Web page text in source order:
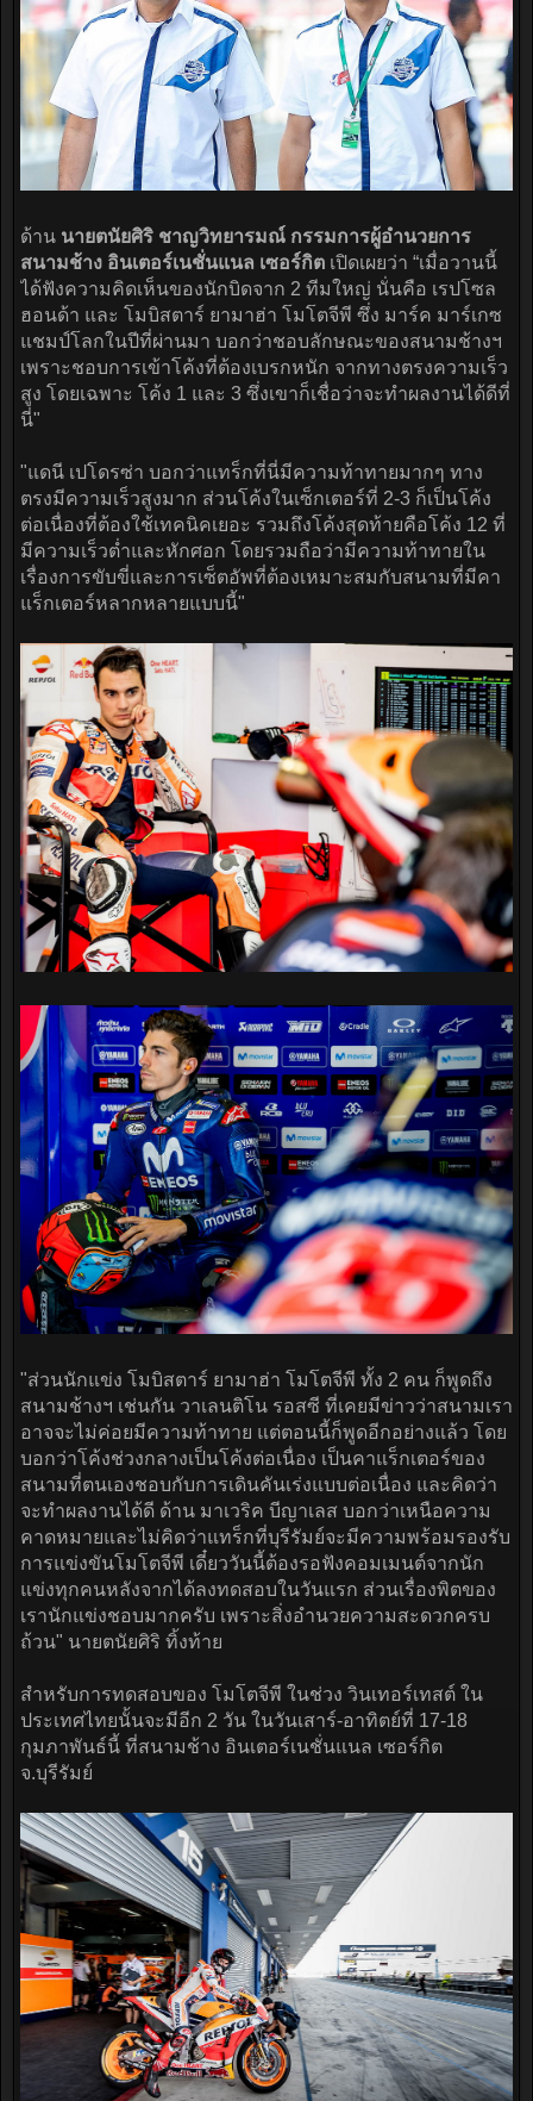
ด้าน นายตนัยศิริ ชาญวิทยารมณ์ กรรมการผู้อำนวยการ
สนามช้าง อินเตอร์เนชั่นแนล เซอร์กิต เปิดเผยว่า “เมื่อวานนี้
ได้ฟังความคิดเห็นของนักบิดจาก 2 ทีมใหญ่ นั่นคือ เรปโซล
ฮอนด้า และ โมบิสตาร์ ยามาฮ่า โมโตจีพี ซึ่ง มาร์ค มาร์เกซ
แชมป์โลกในปีที่ผ่านมา บอกว่าชอบลักษณะของสนามช้างฯ
เพราะชอบการเข้าโค้งที่ต้องเบรกหนัก จากทางตรงความเร็ว
สูง โดยเฉพาะ โค้ง 1 และ 3 ซึ่งเขาก็เชื่อว่าจะทำผลงานได้ดีที่
นี่"
"แดนี เปโดรซ่า บอกว่าแทร็กที่นี่มีความท้าทายมากๆ ทาง
ตรงมีความเร็วสูงมาก ส่วนโค้งในเซ็กเตอร์ที่ 2-3 ก็เป็นโค้ง
ต่อเนื่องที่ต้องใช้เทคนิคเยอะ รวมถึงโค้งสุดท้ายคือโค้ง 12 ที่
มีความเร็วต่ำและหักศอก โดยรวมถือว่ามีความท้าทายใน
เรื่องการขับขี่และการเซ็ตอัพที่ต้องเหมาะสมกับสนามที่มีคา
แร็กเตอร์หลากหลายแบบนี้"
"ส่วนนักแข่ง โมบิสตาร์ ยามาฮ่า โมโตจีพี ทั้ง 2 คน ก็พูดถึง
สนามช้างฯ เช่นกัน วาเลนติโน รอสซี ที่เคยมีข่าวว่าสนามเรา
อาจจะไม่ค่อยมีความท้าทาย แต่ตอนนี้ก็พูดอีกอย่างแล้ว โดย
บอกว่าโค้งช่วงกลางเป็นโค้งต่อเนื่อง เป็นคาแร็กเตอร์ของ
สนามที่ตนเองชอบกับการเดินคันเร่งแบบต่อเนื่อง และคิดว่า
จะทำผลงานได้ดี ด้าน มาเวริค บีญาเลส บอกว่าเหนือความ
คาดหมายและไม่คิดว่าแทร็กที่บุรีรัมย์จะมีความพร้อมรองรับ
การแข่งขันโมโตจีพี เดี๋ยววันนี้ต้องรอฟังคอมเมนต์จากนัก
แข่งทุกคนหลังจากได้ลงทดสอบในวันแรก ส่วนเรื่องพิตของ
เรานักแข่งชอบมากครับ เพราะสิ่งอำนวยความสะดวกครบ
ถ้วน" นายตนัยศิริ ทิ้งท้าย
สำหรับการทดสอบของ โมโตจีพี ในช่วง วินเทอร์เทสต์ ใน
ประเทศไทยนั้นจะมีอีก 2 วัน ในวันเสาร์-อาทิตย์ที่ 17-18
กุมภาพันธ์นี้ ที่สนามช้าง อินเตอร์เนชั่นแนล เซอร์กิต
จ.บุรีรัมย์